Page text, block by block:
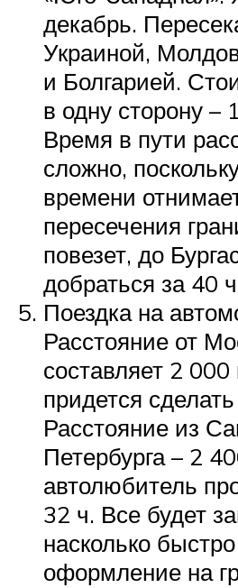
декабрь.
Украиной,
и Болгарией.
в одну сторону –
Время в пути
сложно,
времени
пересечения
повезет, до
добраться за 40
Поездка на
Расстояние от
составляет 2
придется
Расстояние из
Петербурга – 2
автолюбитель
32 ч. Все будет
насколько
оформление на